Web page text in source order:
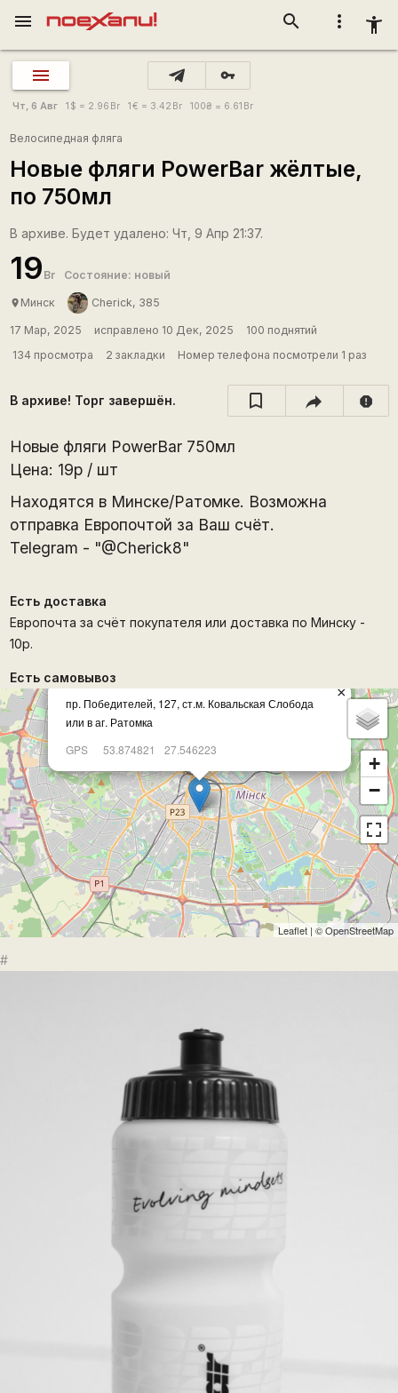
more_vert accessibility_new
search
menu
vpn_key
Чт, 6 Авг 1 $ = 2.96 Br 1€ = 3.42 Br 100₴ = 6.61 Br
Велосипедная фляга
Новые фляги PowerBar жёлтые,
по 750мл
В архиве. Будет удалено: Чт, 9 Апр 21:37.
19 Br Состояние: новый
place Минск Cherick, 385
17 Мар, 2025 исправлено 10 Дек, 2025
100 поднятий
134 просмотра
2 закладки Номер телефона посмотрели 1 раз
В архиве! Торг завершён. report
Новые фляги PowerBar 750мл
Цена: 19р / шт
Находятся в Минске/Ратомке. Возможна
отправка Европочтой за Ваш счёт.
Telegram - "@Cherick8"
Есть доставка
Европочта за счёт покупателя или доставка по Минску -
10р.
Есть самовывоз
пр. Победителей, 127, ст.м. Ковальская Слобода
или в аг. Ратомка
GPS
53.874821 27.546223
×
+
−
Leaflet | ©OpenStreetMap
#